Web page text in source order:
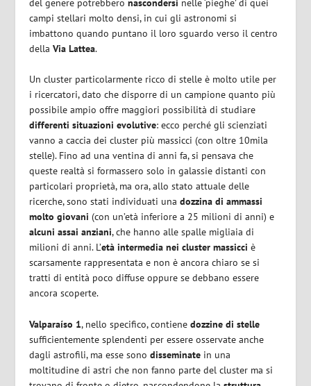
del genere potrebberonascondersi nelle ‘pieghe’ di quei
campi stellari molto densi, in cui gli astronomi si
imbattono quando puntano il loro sguardo verso il centro
dellaVia Lattea.
Un cluster particolarmente ricco di stelle è molto utile per
i ricercatori, dato che disporre di un campione quanto più
possibile ampio offre maggiori possibilità di studiare
differenti situazioni evolutive: ecco perché gli scienziati
vanno a caccia dei cluster più massicci (con oltre 10mila
stelle). Fino ad una ventina di anni fa, si pensava che
queste realtà si formassero solo in galassie distanti con
particolari proprietà, ma ora, allo stato attuale delle
ricerche, sono stati individuati unadozzina di ammassi
molto giovani (con un’età inferiore a 25 milioni di anni) e
alcuni assai anziani, che hanno alle spalle migliaia di
milioni di anni. L’età intermedia nei cluster massicci è
scarsamente rappresentata e non è ancora chiaro se si
tratti di entità poco diffuse oppure se debbano essere
ancora scoperte.
Valparaíso 1, nello specifico, contienedozzine di stelle
sufficientemente splendenti per essere osservate anche
dagli astrofili, ma esse sonodisseminate in una
moltitudine di astri che non fanno parte del cluster ma si